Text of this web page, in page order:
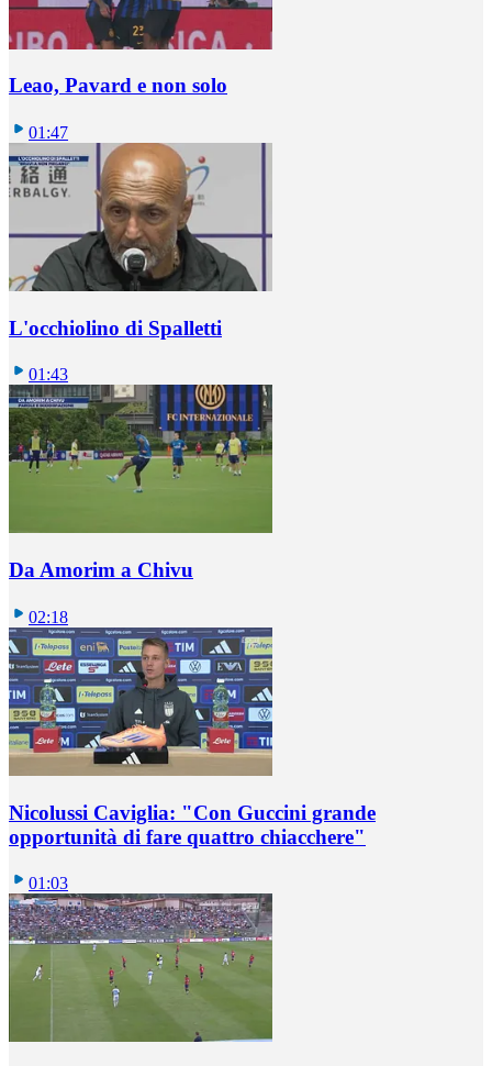
Leao, Pavard e non solo
01:47
L'occhiolino di Spalletti
01:43
Da Amorim a Chivu
02:18
Nicolussi Caviglia: "Con Guccini grande
opportunità di fare quattro chiacchere"
01:03